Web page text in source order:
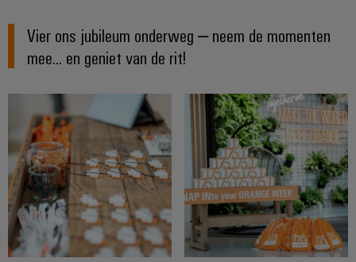
Vier ons jubileum onderweg – neem de momenten
mee... en geniet van de rit!